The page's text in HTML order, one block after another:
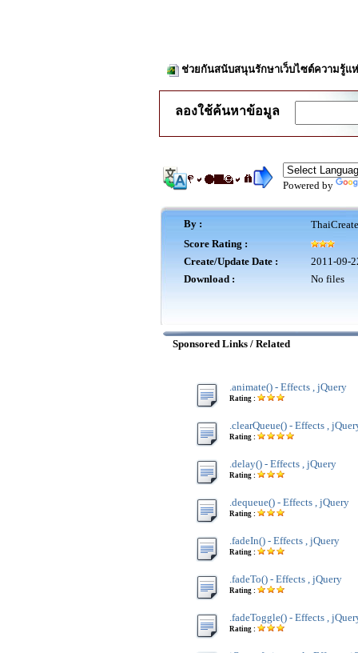
ช่วยกันสนับสนุนรักษาเว็บไซต์ความรู้แ
ลองใช้ค้นหาข้อมูล
Powered by
By :
Score Rating :
Create/Update Date :
2011-09-
Download :
No files
Sponsored Links / Related
.animate() - Effects , jQuery
Rating :
.clearQueue() - Effects ,
Rating :
.delay() - Effects , jQuery
Rating :
.dequeue() - Effects , jQuery
Rating :
.fadeIn() - Effects , jQuery
Rating :
.fadeTo() - Effects , jQuery
Rating :
.fadeToggle() - Effects ,
Rating :